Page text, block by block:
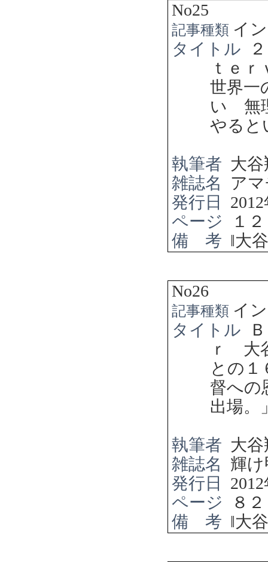
No25
記事種類 イ
タイトル
ｔｅ
世界一
い 無
やると
執筆者 大
雑誌名
ア
発行日
2012
ページ
１
備 考 ‖大
No26
記事種類 イ
タイトル
ｒ 大
との
督への
出場。
執筆者 大
雑誌名
輝
発行日
2012
ページ
８
備 考 ‖大